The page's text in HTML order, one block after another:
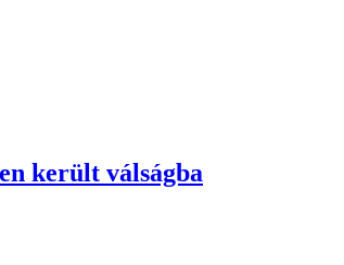
került válságba